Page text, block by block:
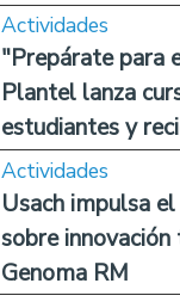
Actividades
"Prepárate para
Plantel lanza
estudiantes y
Actividades
Usach impulsa
sobre
Genoma RM